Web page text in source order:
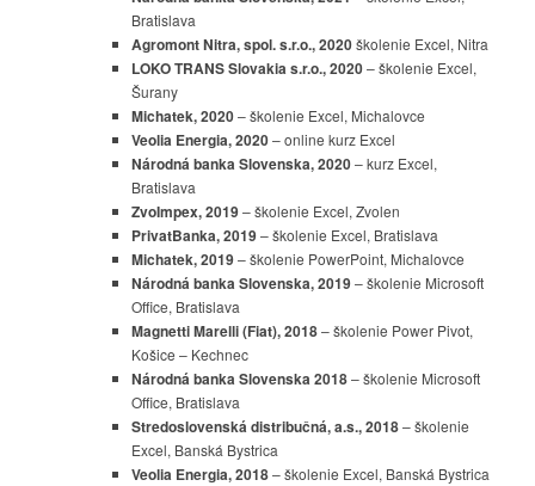
Bratislava
Agromont Nitra, spol. s.r.o., 2020školenie Excel, Nitra
LOKO TRANS Slovakia s.r.o., 2020– školenie Excel,
Šurany
Michatek, 2020– školenie Excel, Michalovce
Veolia Energia, 2020– online kurz Excel
Národná banka Slovenska, 2020– kurz Excel,
Bratislava
ZvoImpex, 2019–školenie Excel, Zvolen
PrivatBanka, 2019–školenie Excel, Bratislava
Michatek, 2019– školenie PowerPoint, Michalovce
Národná banka Slovenska, 2019– školenie Microsoft
Office, Bratislava
Magnetti Marelli (Fiat), 2018– školenie Power Pivot,
Košice – Kechnec
Národná banka Slovenska 2018– školenie Microsoft
Office, Bratislava
Stredoslovenská distribučná, a.s., 2018– školenie
Excel, Banská Bystrica
Veolia Energia, 2018– školenie Excel, Banská Bystrica